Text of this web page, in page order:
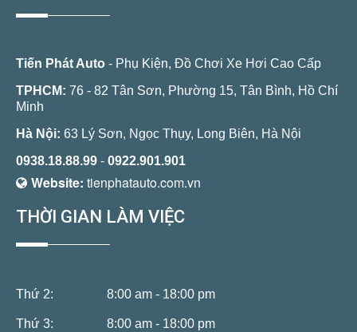
Tiến Phát Auto - Phụ Kiện, Đồ Chơi Xe Hơi Cao Cấp
TPHCM: 76 - 82 Tân Sơn, Phường 15, Tân Bình, Hồ Chí
Minh
Hà Nội: 63 Lý Sơn, Ngọc Thụy, Long Biên, Hà Nội
0938.18.88.99 - 0922.901.901
Website: tienphatauto.com.vn
THỜI GIAN LÀM VIỆC
Thứ 2: 8:00 am - 18:00 pm
Thứ 3: 8:00 am - 18:00 pm